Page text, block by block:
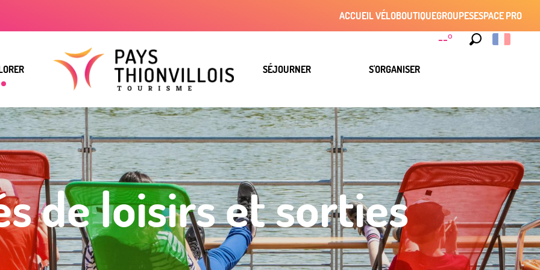
--°
ACCUEIL VÉLOBOUTIQUEGROUPESESPACE PRO
SÉJOURNER S'ORGANISER
de loisirs et sorties